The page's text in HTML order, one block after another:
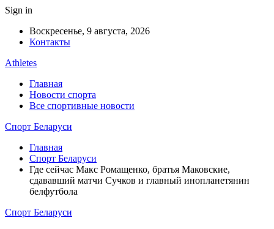
Sign in
Воскресенье, 9 августа, 2026
Контакты
Athletes
Главная
Новости спорта
Все спортивные новости
Спорт Беларуси
Главная
Спорт Беларуси
Где сейчас Макс Ромащенко, братья Маковские,
сдававший матчи Сучков и главный инопланетянин
белфутбола
Спорт Беларуси